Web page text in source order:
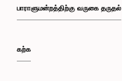
பாராளுமன்றத்திற்கு வருகை தருதல்
கற்க